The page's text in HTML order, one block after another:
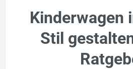
Kinderwagen
Stil